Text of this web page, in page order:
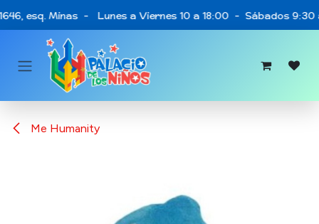
esq. Minas - Lunes a Viernes 10 a 18:00 - Sábados 9:30
Me Humanity